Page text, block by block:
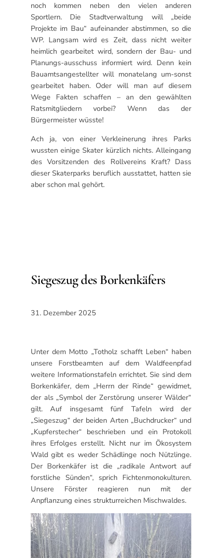
noch kommen neben den vielen anderen
Sportlern. Die Stadtverwaltung will „beide
Projekte im Bau“ aufeinander abstimmen, so die
WP. Langsam wird es Zeit, dass nicht weiter
heimlich gearbeitet wird, sondern der Bau- und
Planungs-ausschuss informiert wird. Denn kein
Bauamtsangestellter will monatelang um-sonst
gearbeitet haben. Oder will man auf diesem
Wege Fakten schaffen – an den gewählten
Ratsmitgliedern vorbei? Wenn das der
Bürgermeister wüsste!
Ach ja, von einer Verkleinerung ihres Parks
wussten einige Skater kürzlich nichts. Alleingang
des Vorsitzenden des Rollvereins Kraft? Dass
dieser Skaterparks beruflich ausstattet, hatten sie
aber schon mal gehört.
Siegeszug des Borkenkäfers
31. Dezember 2025
Unter dem Motto „Totholz schafft Leben“ haben
unsere Forstbeamten auf dem Waldfeenpfad
weitere Informationstafeln errichtet. Sie sind dem
Borkenkäfer, dem „Herrn der Rinde“ gewidmet,
der als „Symbol der Zerstörung unserer Wälder“
gilt. Auf insgesamt fünf Tafeln wird der
„Siegeszug“ der beiden Arten „Buchdrucker“ und
„Kupferstecher“ beschrieben und ein Protokoll
ihres Erfolges erstellt. Nicht nur im Ökosystem
Wald gibt es weder Schädlinge noch Nützlinge.
Der Borkenkäfer ist die „radikale Antwort auf
forstliche Sünden“, sprich Fichtenmonokulturen.
Unsere Förster reagieren nun mit der
Anpflanzung eines strukturreichen Mischwaldes.